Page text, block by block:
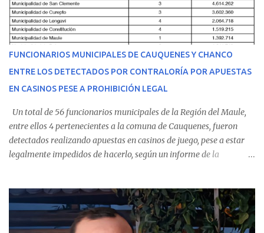
Talca con escolta de Carabineros. En medio del traslado, el
estudiante de medicina de 25 años, se agravó y pese a los esfuerzos
del personal de emergencia terminó falleciendo, sin alcanzar a
recibir atención especializada en el centro de destino. Apenas se
conoció la gravedad de su condición, sus padres —residentes en
Villarrica— se trasladaron a Cauquenes con la esperanza de una
evolución favorable. No obstante, alrededo...
FUNCIONARIOS MUNICIPALES DE CAUQUENES Y CHANCO
ENTRE LOS DETECTADOS POR CONTRALORÍA POR APUESTAS
EN CASINOS PESE A PROHIBICIÓN LEGAL
Un total de 56 funcionarios municipales de la Región del Maule,
entre ellos 4 pertenecientes a la comuna de Cauquenes, fueron
detectados realizando apuestas en casinos de juego, pese a estar
legalmente impedidos de hacerlo, según un informe de la
estableció que estos funcionarios —quienes administran o
custodian fondos públicos— efectuaron transacciones por un
monto total de $116.075.918 entre enero de 2024 y junio de 2025.